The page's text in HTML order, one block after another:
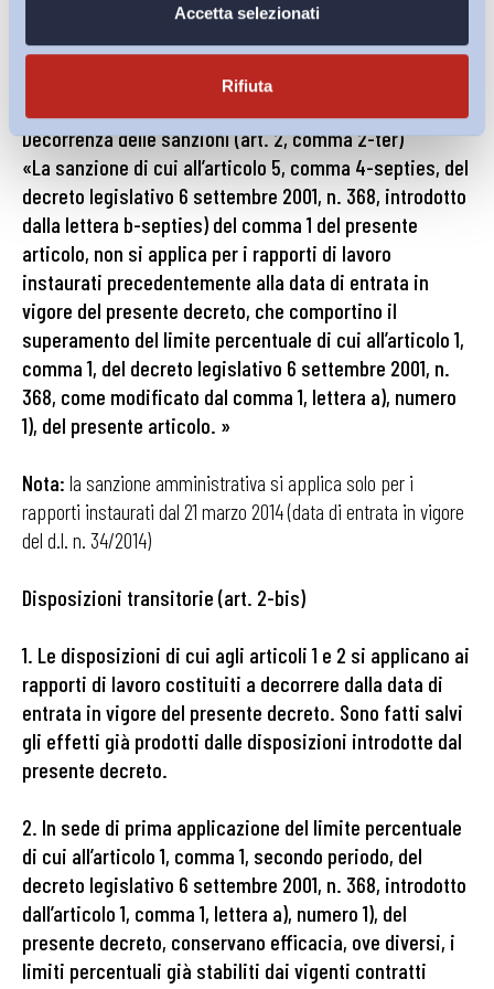
Accetta selezionati
Rifiuta
enti di ricerca (pubblici o privati) con ricercatori e personale
tecnico (chi svolge cioè assistenza tecnica all’attività di
ricerca o di coordinamento e direzione della stessa).
Decorrenza delle sanzioni (art. 2, comma 2-ter)
«La sanzione di cui all’articolo 5, comma 4-septies, del
decreto legislativo 6 settembre 2001, n. 368, introdotto
dalla lettera b-septies) del comma 1 del presente
articolo, non si applica per i rapporti di lavoro
instaurati precedentemente alla data di entrata in
vigore del presente decreto, che comportino il
superamento del limite percentuale di cui all’articolo 1,
comma 1, del decreto legislativo 6 settembre 2001, n.
368, come modificato dal comma 1, lettera a), numero
1), del presente articolo. »
Nota: la sanzione amministrativa si applica solo per i
rapporti instaurati dal 21 marzo 2014 (data di entrata in vigore
del d.l. n. 34/2014)
Disposizioni transitorie (art. 2-bis)
1. Le disposizioni di cui agli articoli 1 e 2 si applicano ai
rapporti di lavoro costituiti a decorrere dalla data di
entrata in vigore del presente decreto. Sono fatti salvi
gli effetti già prodotti dalle disposizioni introdotte dal
presente decreto.
2. In sede di prima applicazione del limite percentuale
di cui all’articolo 1, comma 1, secondo periodo, del
decreto legislativo 6 settembre 2001, n. 368, introdotto
dall’articolo 1, comma 1, lettera a), numero 1), del
presente decreto, conservano efficacia, ove diversi, i
limiti percentuali già stabiliti dai vigenti contratti